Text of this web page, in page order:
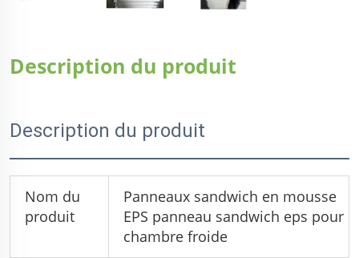
Description du produit
Description du produit
Nom du
produit
Panneaux sandwich en mousse
EPS panneau sandwich eps pour
chambre froide